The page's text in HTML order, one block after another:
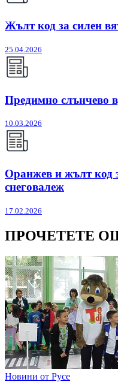
Жълт код за силен
25.04.2026
Предимно слънчево
10.03.2026
Оранжев и жълт код
снеговалеж
17.02.2026
ПРОЧЕТЕТЕ
Новини от Русе